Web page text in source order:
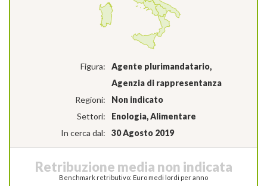
Figura:
Agente plurimandatario,
Agenzia di rappresentanza
Regioni:
Non indicato
Settori:
Enologia, Alimentare
In cerca dal:
30 Agosto 2019
Retribuzione media non indicata
Benchmark retributivo: Euro medi lordi per anno